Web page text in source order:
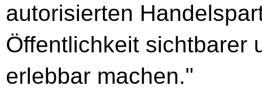
autorisierten
Öffentlichkeit sichtbarer
erlebbar machen."